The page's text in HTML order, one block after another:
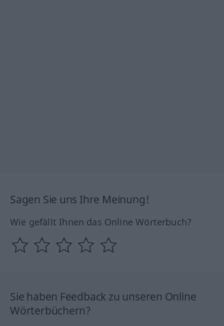
Sagen Sie uns Ihre Meinung!
Wie gefällt Ihnen das Online Wörterbuch?
Sie haben Feedback zu unseren Online
Wörterbüchern?